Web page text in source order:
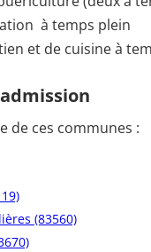
à temps plein
et de cuisine à
de ces communes :
(83560)